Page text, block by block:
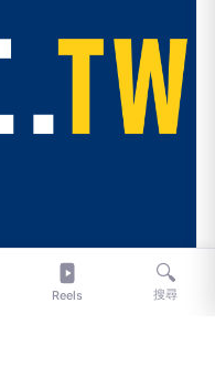
毒駕起獲安毒吸食器
Reels
🔍
搜尋